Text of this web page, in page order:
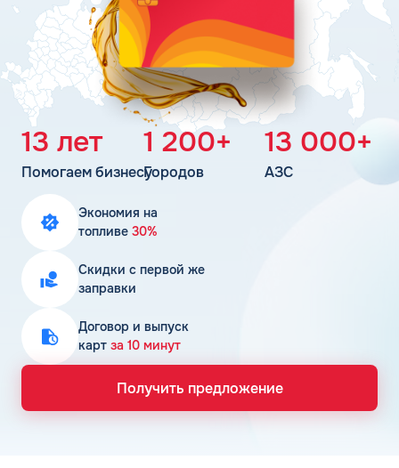
Карта АЗС
Получить консультацию
13 лет
Помогаем бизнесу
1 200+
Городов
13 000+
АЗС
Экономия на
топливе 30%
Скидки с первой же
заправки
Договор и выпуск
карт за 10 минут
Получить предложение